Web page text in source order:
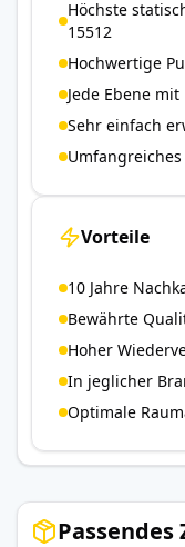
Höchste
15512
Hochwertige
Jede Ebene
Sehr einfach
Vorteile
10 Jahre
Bewährte
Hoher
In jeglicher
Optimale
Passendes